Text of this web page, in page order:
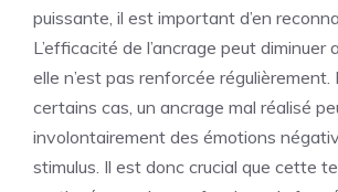
puissante, il est important d’en
L’efficacité de l’ancrage peut diminuer
elle n’est pas renforcée régulièrement.
certains cas, un ancrage mal réalisé
involontairement des émotions
stimulus. Il est donc crucial que cette